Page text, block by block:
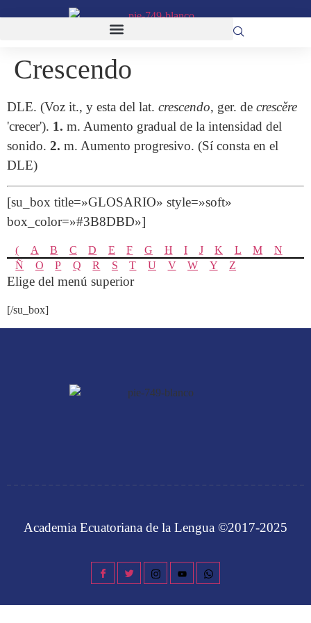
Crescendo
DLE. (Voz it., y esta del lat. crescendo, ger. de crescĕre
'crecer'). 1. m. Aumento gradual de la intensidad del
sonido. 2. m. Aumento progresivo. (Sí consta en el
DLE)
[su_box title=»GLOSARIO» style=»soft»
box_color=»#3B8DBD»]
( A B C D E F G H I J K L M
N
Ñ
O P Q R S T U V W Y Z
Elige del menú superior
[/su_box]
Academia Ecuatoriana de la Lengua ©2017-2025